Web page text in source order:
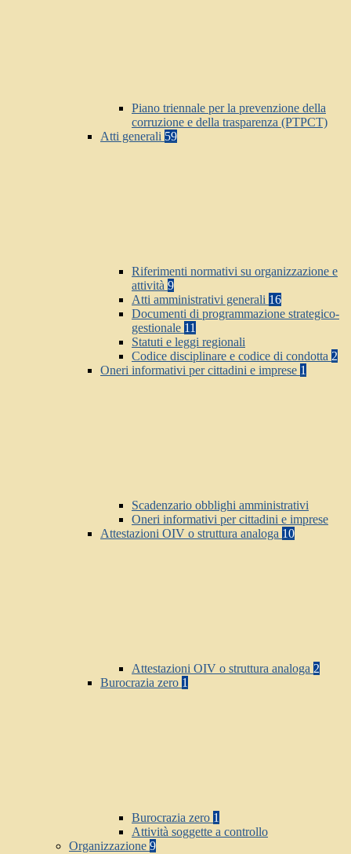
Piano triennale per la prevenzione della
corruzione e della trasparenza (PTPCT)
Atti generali 59
Riferimenti normativi su organizzazione e
attività 9
Atti amministrativi generali 16
Documenti di programmazione strategico-
gestionale 11
Statuti e leggi regionali
Codice disciplinare e codice di condotta 2
Oneri informativi per cittadini e imprese 1
Scadenzario obblighi amministrativi
Oneri informativi per cittadini e imprese
Attestazioni OIV o struttura analoga 10
Attestazioni OIV o struttura analoga 2
Burocrazia zero 1
Burocrazia zero 1
Attività soggette a controllo
Organizzazione 9